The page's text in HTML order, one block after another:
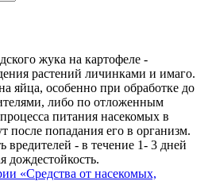
жука на картофеле -
растений личинками и имаго.
яйца, особенно при обработке до
либо по отложенным
питания насекомых в
после попадания его в организм.
вредителей - в течение 1- 3 дней
дождестойкость.
«Средства от насекомых,